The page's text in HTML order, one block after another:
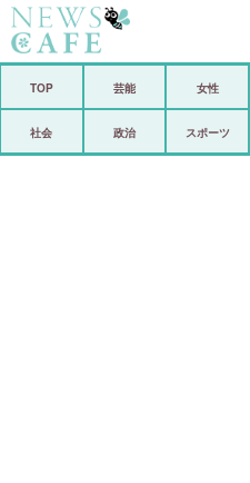
TOP 芸能 女性
社会 政治 スポーツ